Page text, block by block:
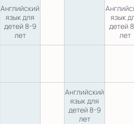
Английский
язык для
детей 8-9
лет
язык
детей
лет
Английский
язык для
детей 8-9
лет